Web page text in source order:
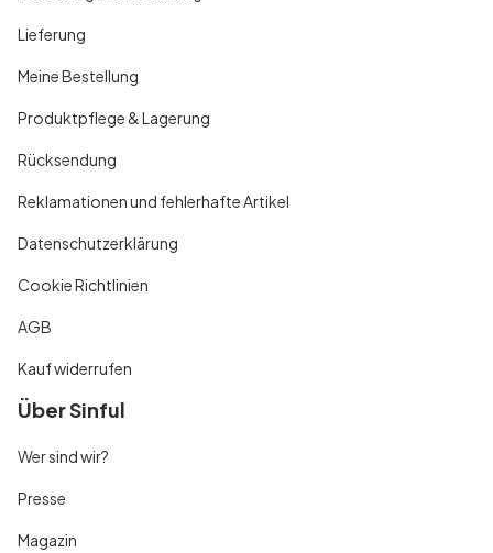
Lieferung
Meine Bestellung
Produktpflege & Lagerung
Rücksendung
Reklamationen und fehlerhafte Artikel
Datenschutzerklärung
Cookie Richtlinien
AGB
Kauf widerrufen
Über Sinful
Wer sind wir?
Presse
Magazin